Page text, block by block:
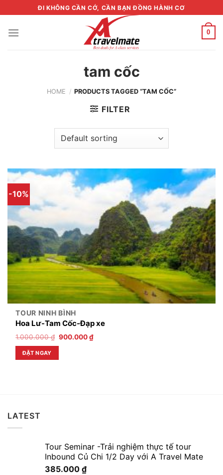
to
content
ĐI KHÔNG CẦN CỚ, CẦN BẠN ĐỒNG HÀNH CƠ
0
tam cốc
HOME / PRODUCTS TAGGED “TAM CỐC”
FILTER
-10%
TOUR NINH BÌNH
Hoa Lư-Tam Cốc-Đạp xe
1.000.000₫ 900.000₫
ĐẶT NGAY
LATEST
Tour Seminar -Trải nghiệm thực tế tour
Inbound Củ Chi 1/2 Day với A Travel Mate
385.000 ₫